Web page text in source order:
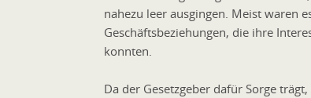
nahezu leer ausgingen. Meist waren
Geschäftsbeziehungen, die ihre
konnten.
Da der Gesetzgeber dafür Sorge trägt,